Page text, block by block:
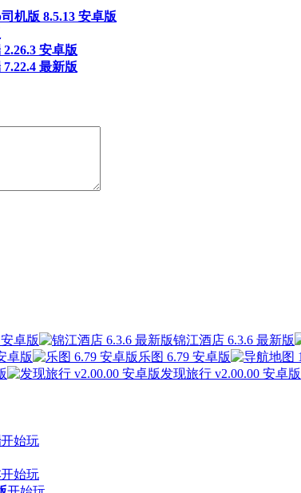
机版 8.5.13 安卓版
安卓版
最新版
卓版 锦江酒店 6.3.6 最新版
卓版
乐图 6.79 安卓版
发现旅行 v2.00.00 安卓版
开始玩
开始玩